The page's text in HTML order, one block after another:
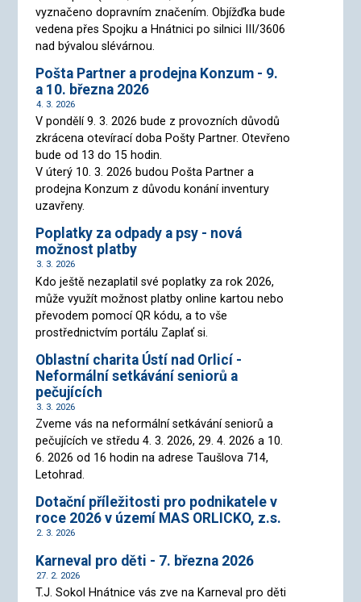
vyznačeno dopravním značením. Objížďka bude
vedena přes Spojku a Hnátnici po silnici III/3606
nad bývalou slévárnou.
Pošta Partner a prodejna Konzum - 9.
a 10. března 2026
4. 3. 2026
V pondělí 9. 3. 2026 bude z provozních důvodů
zkrácena otevírací doba Pošty Partner. Otevřeno
bude od 13 do 15 hodin.
V úterý 10. 3. 2026 budou Pošta Partner a
prodejna Konzum z důvodu konání inventury
uzavřeny.
Poplatky za odpady a psy - nová
možnost platby
3. 3. 2026
Kdo ještě nezaplatil své poplatky za rok 2026,
může využít možnost platby online kartou nebo
převodem pomocí QR kódu, a to vše
prostřednictvím portálu Zaplať si.
Oblastní charita Ústí nad Orlicí -
Neformální setkávání seniorů a
pečujících
3. 3. 2026
Zveme vás na neformální setkávání seniorů a
pečujících ve středu 4. 3. 2026, 29. 4. 2026 a 10.
6. 2026 od 16 hodin na adrese Taušlova 714,
Letohrad.
Dotační příležitosti pro podnikatele v
roce 2026 v území MAS ORLICKO, z.s.
2. 3. 2026
Karneval pro děti - 7. března 2026
27. 2. 2026
T.J. Sokol Hnátnice vás zve na Karneval pro děti